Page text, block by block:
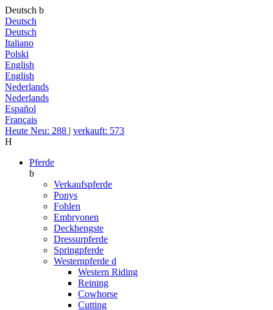
Deutsch b
Deutsch
Deutsch
Italiano
Polski
English
English
Nederlands
Nederlands
Español
Français
Heute Neu: 288 | verkauft: 573
H
Pferde
b
Verkaufspferde
Ponys
Fohlen
Embryonen
Deckhengste
Dressurpferde
Springpferde
Westernpferde d
Western Riding
Reining
Cowhorse
Cutting